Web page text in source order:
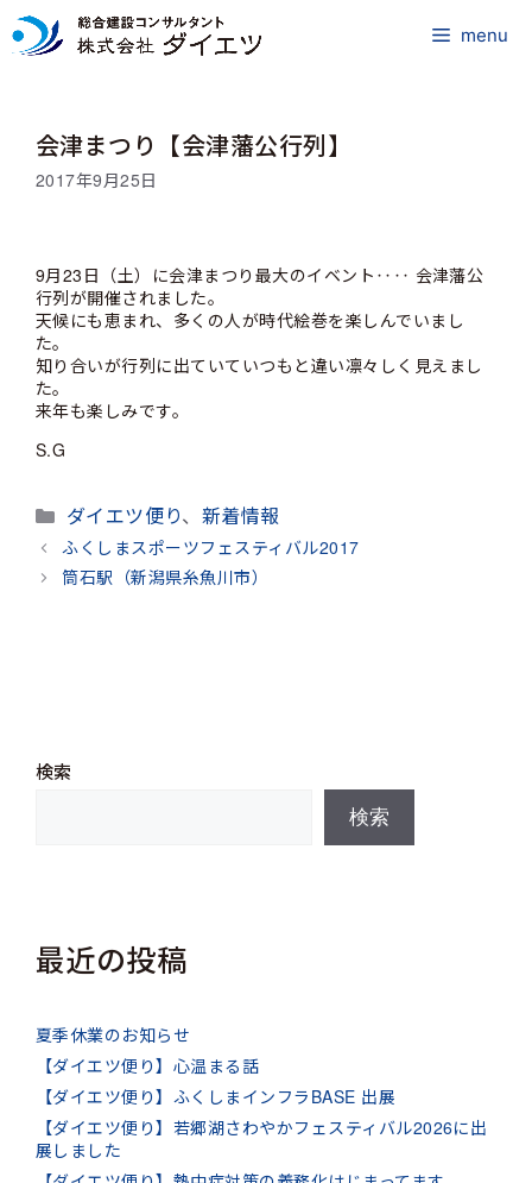
コ
ン
menu
会津まつり【会津藩公行列】
2017年9月25日
9月23日（土）に会津まつり最大のイベント‥‥ 会津藩公
行列が開催されました。
天候にも恵まれ、多くの人が時代絵巻を楽しんでいまし
た。
知り合いが行列に出ていていつもと違い凛々しく見えまし
た。
来年も楽しみです。
S.G
カ
テ
ゴ
ダイエツ便り、 新着情報
ふくしまスポーツフェスティバル2017
筒石駅（新潟県糸魚川市）
検索
検索
最近の投稿
夏季休業のお知らせ
【ダイエツ便り】心温まる話
【ダイエツ便り】ふくしまインフラBASE 出展
【ダイエツ便り】若郷湖さわやかフェスティバル2026に出
展しました